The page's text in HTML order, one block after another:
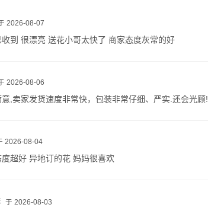
2026-08-07
到 很漂亮 送花小哥太快了 商家态度灰常的好
2026-08-06
,卖家发货速度非常快，包装非常仔细、严实.还会光顾!
2026-08-04
度超好 异地订的花 妈妈很喜欢
于 2026-08-03